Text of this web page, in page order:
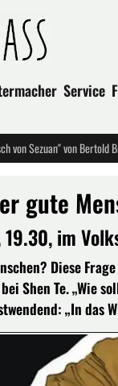
Service
von Sezuan" von Bertold
gute
im
Diese
Shen Te. „Wie
„In